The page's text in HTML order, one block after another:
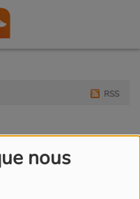
nous
RSS